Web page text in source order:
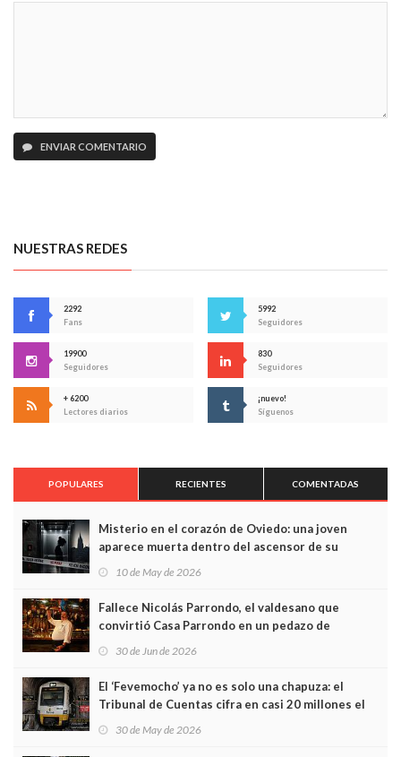
ENVIAR COMENTARIO
NUESTRAS REDES
2292
Fans
5992
Seguidores
19900
Seguidores
830
Seguidores
+ 6200
Lectores diarios
¡nuevo!
Síguenos
POPULARES RECIENTES COMENTADAS
Misterio en el corazón de Oviedo: una joven
aparece muerta dentro del ascensor de su
edificio y las cámaras captan sus últimos minutos
10 de May de 2026
Fallece Nicolás Parrondo, el valdesano que
convirtió Casa Parrondo en un pedazo de
Asturias en Madrid
30 de Jun de 2026
El ‘Fevemocho’ ya no es solo una chapuza: el
Tribunal de Cuentas cifra en casi 20 millones el
sobrecoste de los trenes que no cabían por los
30 de May de 2026